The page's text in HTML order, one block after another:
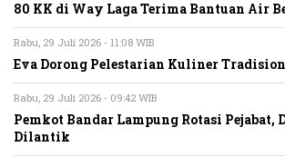
80 KK di Way Laga Terima Bantuan Air
Rabu, 29 Juli 2026 - 11:08 WIB
Eva Dorong Pelestarian Kuliner
Rabu, 29 Juli 2026 - 09:42 WIB
Pemkot Bandar Lampung Rotasi Pejabat,
Dilantik